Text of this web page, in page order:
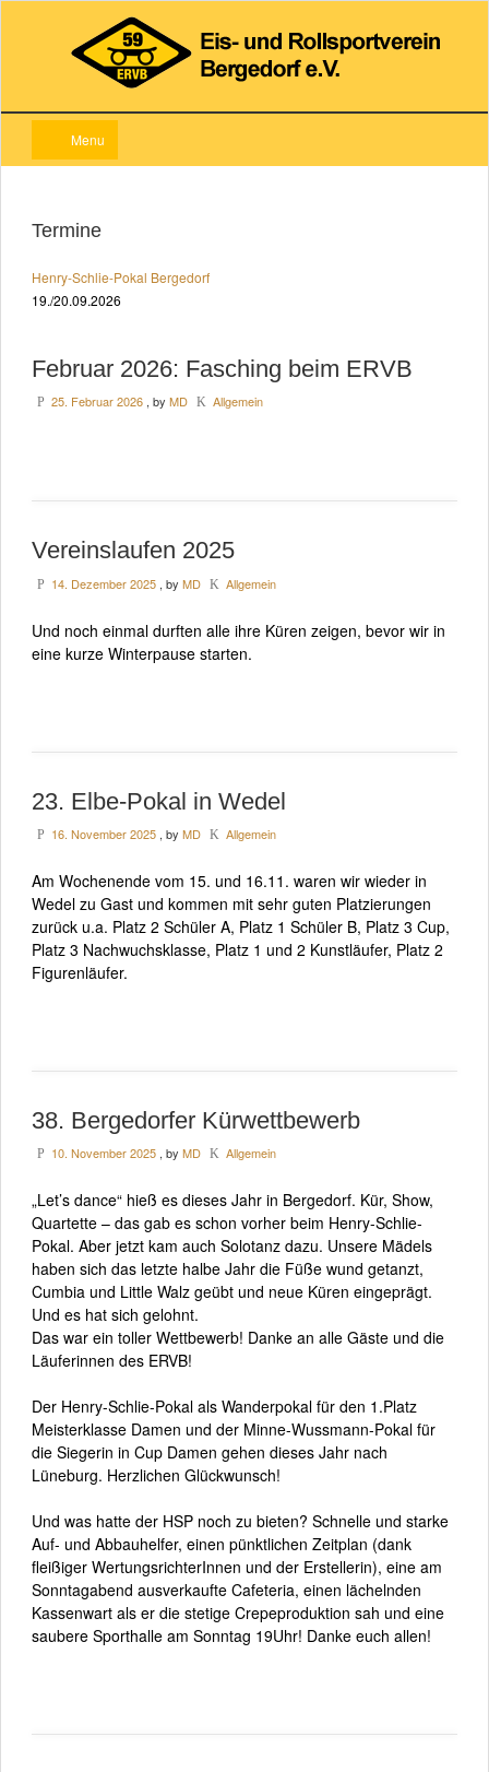
Menu
Termine
Henry-Schlie-Pokal Bergedorf
19./20.09.2026
Februar 2026: Fasching beim ERVB
P 25. Februar 2026 , by MD K Allgemein
Vereinslaufen 2025
P 14. Dezember 2025 , by MD K Allgemein
Und noch einmal durften alle ihre Küren zeigen, bevor wir in
eine kurze Winterpause starten.
23. Elbe-Pokal in Wedel
P 16. November 2025 , by MD K Allgemein
Am Wochenende vom 15. und 16.11. waren wir wieder in
Wedel zu Gast und kommen mit sehr guten Platzierungen
zurück u.a. Platz 2 Schüler A, Platz 1 Schüler B, Platz 3 Cup,
Platz 3 Nachwuchsklasse, Platz 1 und 2 Kunstläufer, Platz 2
Figurenläufer.
38. Bergedorfer Kürwettbewerb
P 10. November 2025 , by MD K Allgemein
„Let’s dance“ hieß es dieses Jahr in Bergedorf. Kür, Show,
Quartette – das gab es schon vorher beim Henry-Schlie-
Pokal. Aber jetzt kam auch Solotanz dazu. Unsere Mädels
haben sich das letzte halbe Jahr die Füße wund getanzt,
Cumbia und Little Walz geübt und neue Küren eingeprägt.
Und es hat sich gelohnt.
Das war ein toller Wettbewerb! Danke an alle Gäste und die
Läuferinnen des ERVB!
Der Henry-Schlie-Pokal als Wanderpokal für den 1.Platz
Meisterklasse Damen und der Minne-Wussmann-Pokal für
die Siegerin in Cup Damen gehen dieses Jahr nach
Lüneburg. Herzlichen Glückwunsch!
Und was hatte der HSP noch zu bieten? Schnelle und starke
Auf- und Abbauhelfer, einen pünktlichen Zeitplan (dank
fleißiger WertungsrichterInnen und der Erstellerin), eine am
Sonntagabend ausverkaufte Cafeteria, einen lächelnden
Kassenwart als er die stetige Crepeproduktion sah und eine
saubere Sporthalle am Sonntag 19Uhr! Danke euch allen!